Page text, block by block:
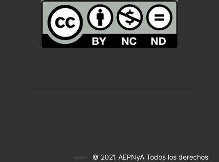
© 2021 AEPNyA Todos los derechos